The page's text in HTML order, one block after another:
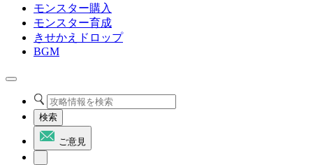
モンスター購入
モンスター育成
きせかえドロップ
BGM
検索
ご意見